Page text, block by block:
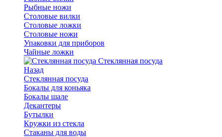
Рыбные ножи
Столовые вилки
Столовые ложки
Столовые ножи
Упаковки для приборов
Чайные ложки
Стеклянная посуда
Назад
Стеклянная посуда
Бокалы для коньяка
Бокалы шале
Декантеры
Бутылки
Кружки из стекла
Стаканы для воды